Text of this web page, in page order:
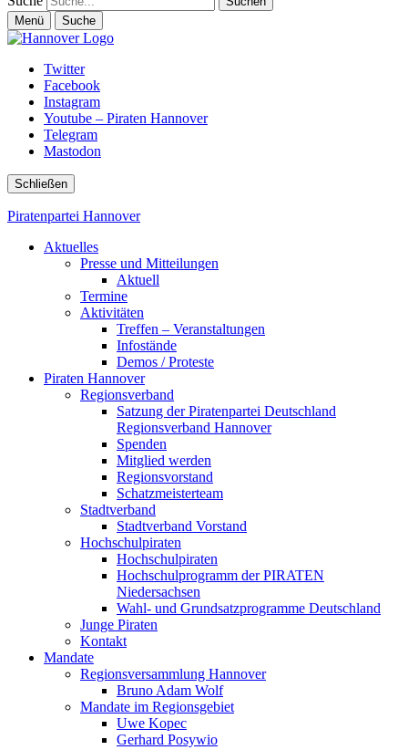
Menü Suche
Twitter
Facebook
Instagram
Youtube – Piraten Hannover
Telegram
Mastodon
Schließen
Piratenpartei Hannover
Aktuelles
Presse und Mitteilungen
Aktuell
Termine
Aktivitäten
Treffen – Veranstaltungen
Infostände
Demos / Proteste
Piraten Hannover
Regionsverband
Satzung der Piratenpartei Deutschland
Regionsverband Hannover
Spenden
Mitglied werden
Regionsvorstand
Schatzmeisterteam
Stadtverband
Stadtverband Vorstand
Hochschulpiraten
Hochschulpiraten
Hochschulprogramm der PIRATEN
Niedersachsen
Wahl- und Grundsatzprogramme Deutschland
Junge Piraten
Kontakt
Mandate
Regionsversammlung Hannover
Bruno Adam Wolf
Mandate im Regionsgebiet
Uwe Kopec
Gerhard Posywio